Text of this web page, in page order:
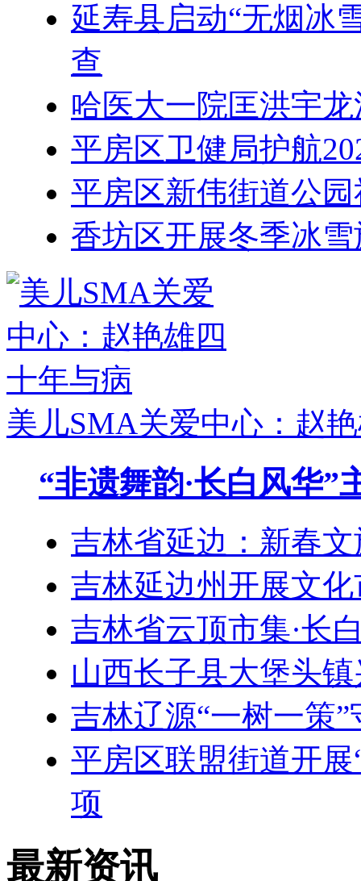
延寿县启动“无烟冰
查
哈医大一院匡洪宇
平房区卫健局护航
平房区新伟街道公
香坊区开展冬季冰
美儿SMA关爱中心：赵
“非遗舞韵·长白风华”
吉林省延边：新春
吉林延边州开展文
吉林省云顶市集·长
山西长子县大堡头
吉林辽源“一树一策
平房区联盟街道开
项
最新资讯